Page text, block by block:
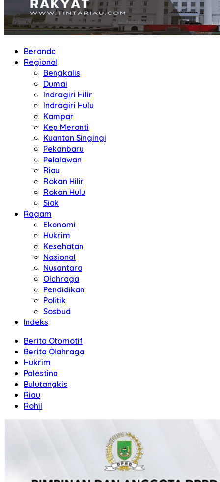
Beranda
Regional
Bengkalis
Dumai
Indragiri Hilir
Indragiri Hulu
Kampar
Kep Meranti
Kuantan Singingi
Pekanbaru
Pelalawan
Riau
Rokan Hilir
Rokan Hulu
Siak
Ragam
Ekonomi
Hukrim
Kesehatan
Nasional
Nusantara
Olahraga
Pendidikan
Politik
Sosbud
Indeks
Berita Otomotif
Berita Olahraga
Hukrim
Palestina
Bulutangkis
Riau
Rohil